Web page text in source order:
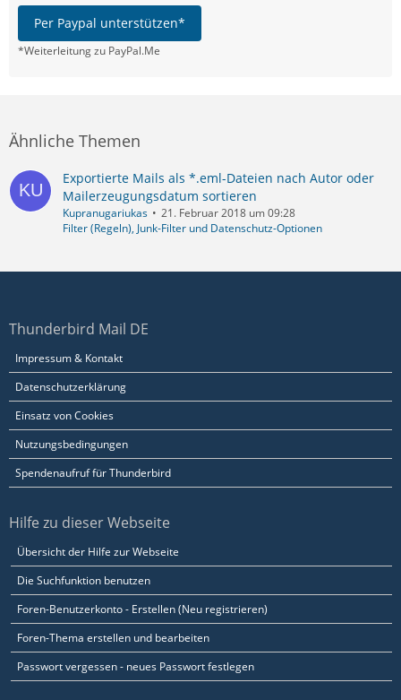
Per Paypal unterstützen*
*Weiterleitung zu PayPal.Me
Ähnliche Themen
Exportierte Mails als *.eml-Dateien nach Autor oder
Mailerzeugungsdatum sortieren
Kupranugariukas
21. Februar 2018 um 09:28
Filter (Regeln), Junk-Filter und Datenschutz-Optionen
Thunderbird Mail DE
Impressum & Kontakt
Datenschutzerklärung
Einsatz von Cookies
Nutzungsbedingungen
Spendenaufruf für Thunderbird
Hilfe zu dieser Webseite
Übersicht der Hilfe zur Webseite
Die Suchfunktion benutzen
Foren-Benutzerkonto - Erstellen (Neu registrieren)
Foren-Thema erstellen und bearbeiten
Passwort vergessen - neues Passwort festlegen